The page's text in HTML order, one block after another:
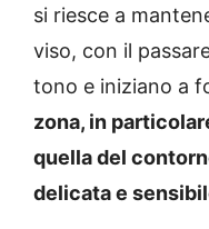
si riesce a
viso, con il
tono e iniziano a
zona, in
quella del
delicata e